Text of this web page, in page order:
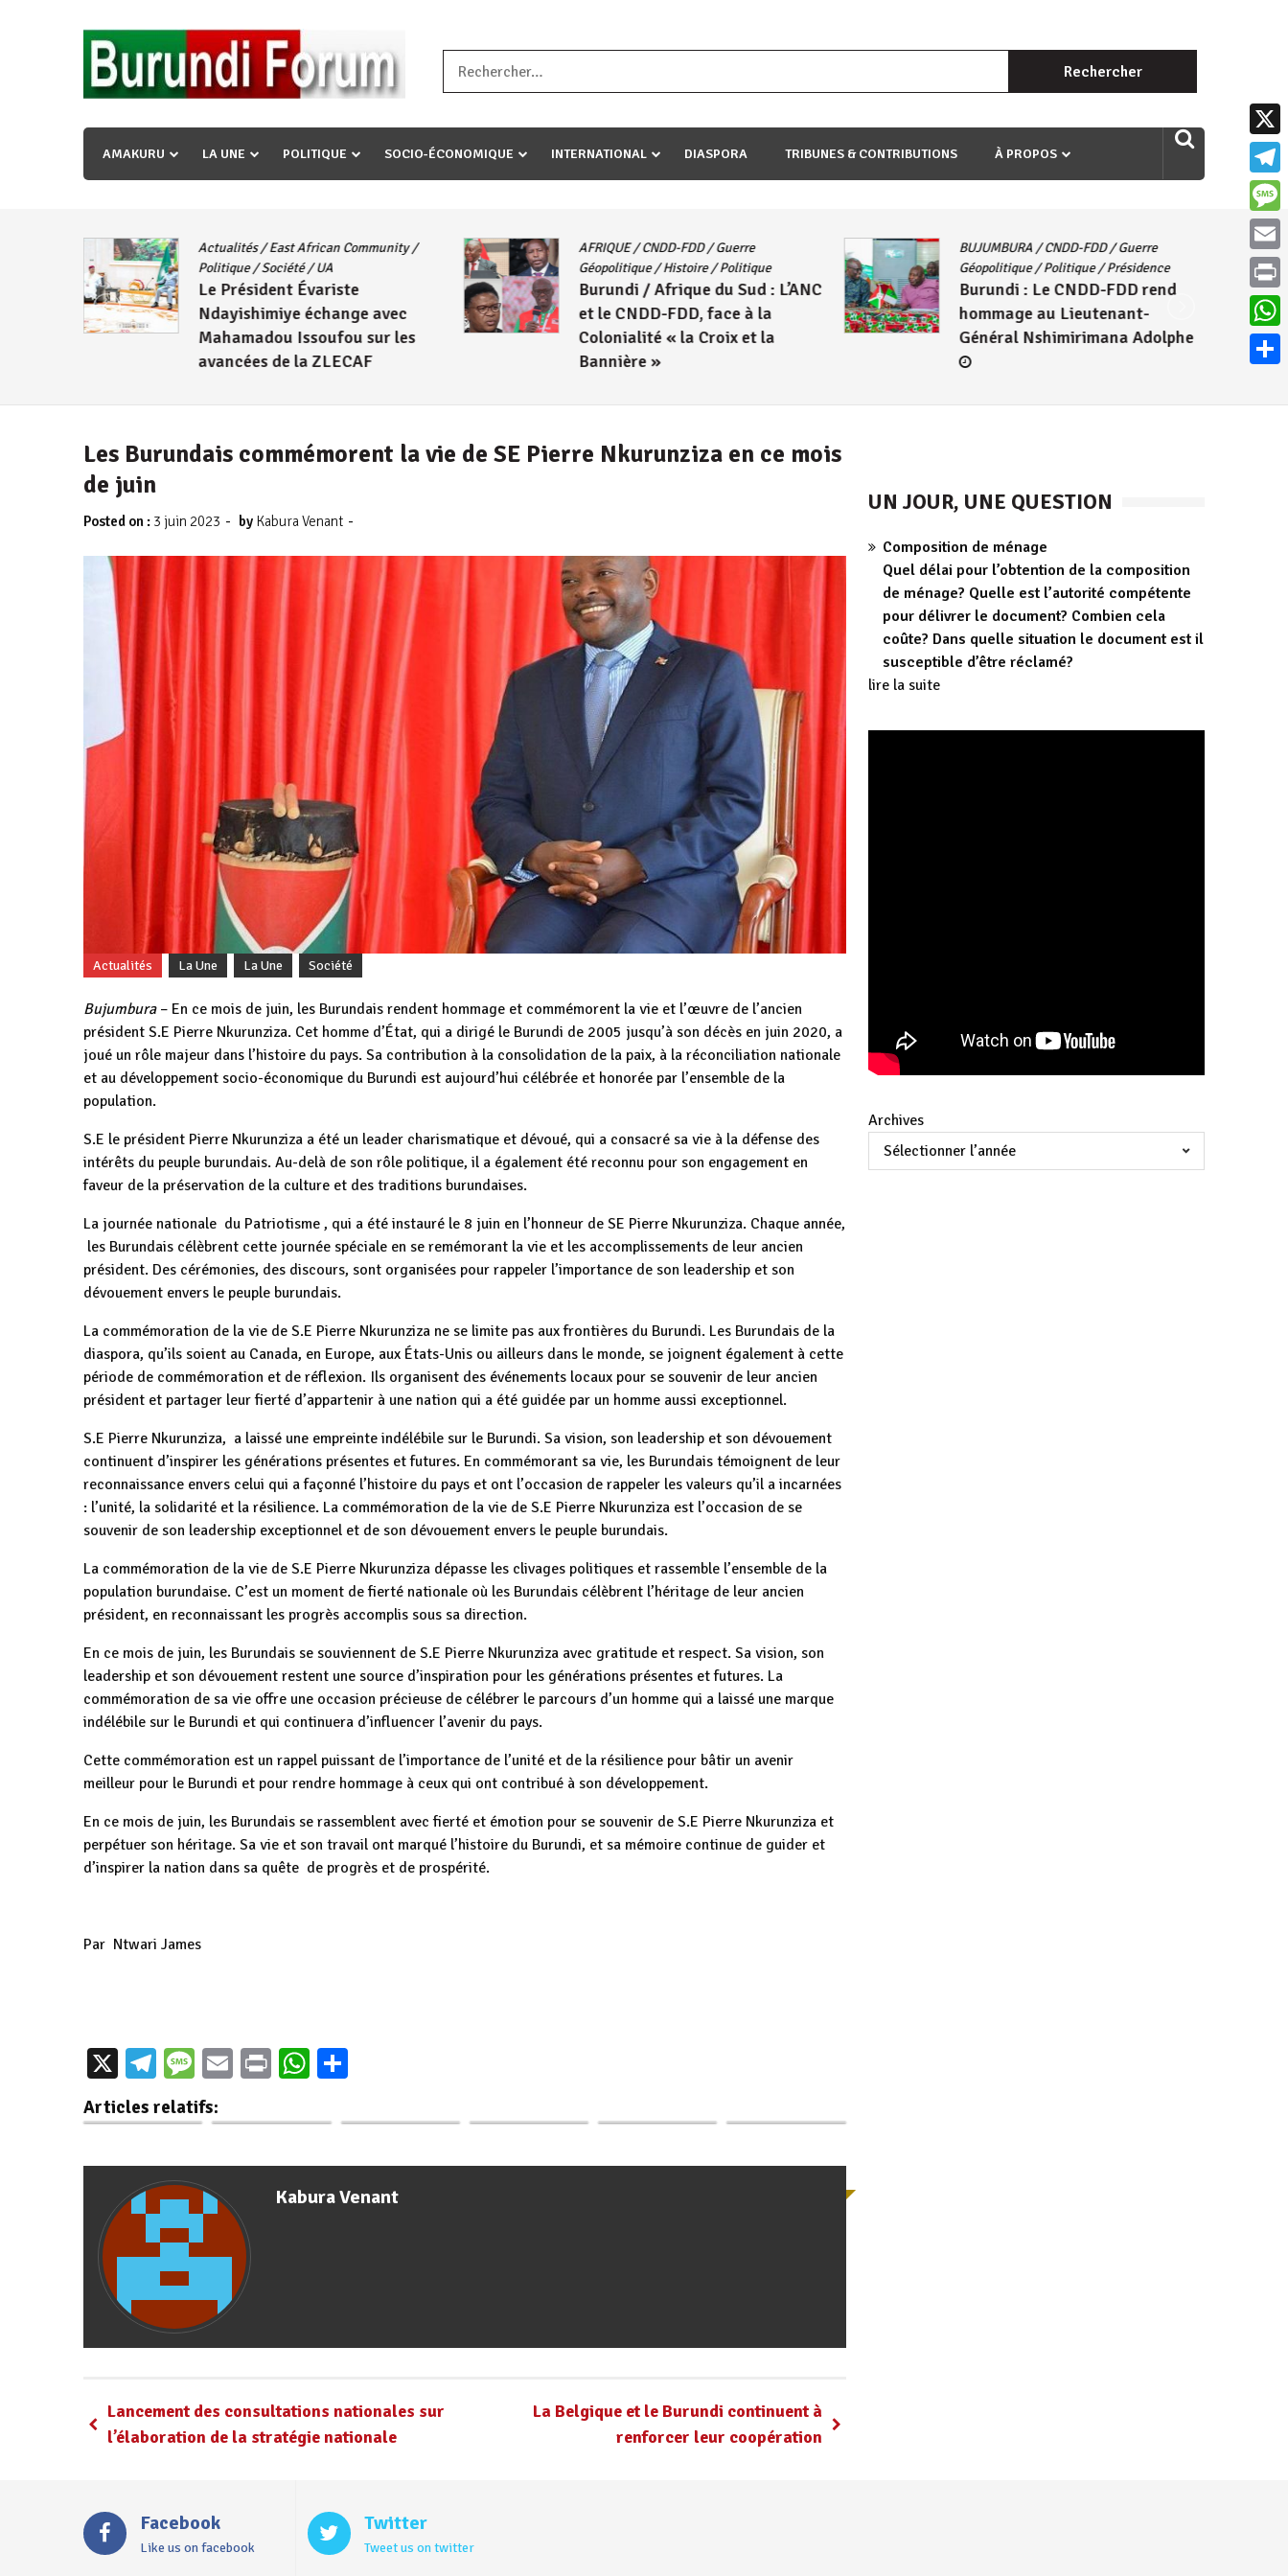
« Ingorane si ugupfa , ingorane ni ugupfa nabi ,gupfa ataco umariye umuryango wawe canke igihugu cakwibarutse .Wewe uri ngaha ndagusigiye iki kibazo : Uriko ukora iki kugira ngo
uzopfire neza umuryango n’igihugu cakwibarutse ? »
Rechercher :
AMAKURU LA UNE POLITIQUE SOCIO-ÉCONOMIQUE INTERNATIONAL DIASPORA TRIBUNES & CONTRIBUTIONS À PROPOS
Actualités/East African Community/
Politique/Société/UA
Le Président Évariste
Ndayishimiye échange avec
Mahamadou Issoufou sur les
avancées de la ZLECAF
AFRIQUE/CNDD-FDD/Guerre
Géopolitique/Histoire/Politique
Burundi / Afrique du Sud : L’ANC
et le CNDD-FDD, face à la
Colonialité « la Croix et la
Bannière »
BUJUMBURA/CNDD-FDD/Guerre
Géopolitique/Politique/Présidence
Burundi : Le CNDD-FDD rend
hommage au Lieutenant-
Général Nshimirimana Adolphe
Les Burundais commémorent la vie de SE Pierre Nkurunziza en ce mois
de juin
Posted on : 3 juin 2023 - by Kabura Venant -
Actualités La Une La Une Société
Bujumbura– En ce mois de juin, les Burundais rendent hommage et commémorent la vie et l’œuvre de l’ancien
président S.E Pierre Nkurunziza. Cet homme d’État, qui a dirigé le Burundi de 2005 jusqu’à son décès en juin 2020, a
joué un rôle majeur dans l’histoire du pays. Sa contribution à la consolidation de la paix, à la réconciliation nationale
et au développement socio-économique du Burundi est aujourd’hui célébrée et honorée par l’ensemble de la
population.
S.E le président Pierre Nkurunziza a été un leader charismatique et dévoué, qui a consacré sa vie à la défense des
intérêts du peuple burundais. Au-delà de son rôle politique, il a également été reconnu pour son engagement en
faveur de la préservation de la culture et des traditions burundaises.
La journée nationale du Patriotisme , qui a été instauré le 8 juin en l’honneur de SE Pierre Nkurunziza. Chaque année,
les Burundais célèbrent cette journée spéciale en se remémorant la vie et les accomplissements de leur ancien
président. Des cérémonies, des discours, sont organisées pour rappeler l’importance de son leadership et son
dévouement envers le peuple burundais.
La commémoration de la vie de S.E Pierre Nkurunziza ne se limite pas aux frontières du Burundi. Les Burundais de la
diaspora, qu’ils soient au Canada, en Europe, aux États-Unis ou ailleurs dans le monde, se joignent également à cette
période de commémoration et de réflexion. Ils organisent des événements locaux pour se souvenir de leur ancien
président et partager leur fierté d’appartenir à une nation qui a été guidée par un homme aussi exceptionnel.
S.E Pierre Nkurunziza, a laissé une empreinte indélébile sur le Burundi. Sa vision, son leadership et son dévouement
continuent d’inspirer les générations présentes et futures. En commémorant sa vie, les Burundais témoignent de leur
reconnaissance envers celui qui a façonné l’histoire du pays et ont l’occasion de rappeler les valeurs qu’il a incarnées
: l’unité, la solidarité et la résilience. La commémoration de la vie de S.E Pierre Nkurunziza est l’occasion de se
souvenir de son leadership exceptionnel et de son dévouement envers le peuple burundais.
La commémoration de la vie de S.E Pierre Nkurunziza dépasse les clivages politiques et rassemble l’ensemble de la
population burundaise. C’est un moment de fierté nationale où les Burundais célèbrent l’héritage de leur ancien
président, en reconnaissant les progrès accomplis sous sa direction.
En ce mois de juin, les Burundais se souviennent de S.E Pierre Nkurunziza avec gratitude et respect. Sa vision, son
leadership et son dévouement restent une source d’inspiration pour les générations présentes et futures. La
commémoration de sa vie offre une occasion précieuse de célébrer le parcours d’un homme qui a laissé une marque
indélébile sur le Burundi et qui continuera d’influencer l’avenir du pays.
Cette commémoration est un rappel puissant de l’importance de l’unité et de la résilience pour bâtir un avenir
meilleur pour le Burundi et pour rendre hommage à ceux qui ont contribué à son développement.
En ce mois de juin, les Burundais se rassemblent avec fierté et émotion pour se souvenir de S.E Pierre Nkurunziza et
perpétuer son héritage. Sa vie et son travail ont marqué l’histoire du Burundi, et sa mémoire continue de guider et
d’inspirer la nation dans sa quête de progrès et de prospérité.
Par Ntwari James
X Telegram
Message
EmailPrintWhatsApp
Articles relatifs:
Burundi : Journée
juin en…
Burundi / CNDD-
FDD : Ndikuriyo
Kabura Venant
Lancement des consultations nationales sur
l’élaboration de la stratégie nationale
La Belgique et le Burundi continuent à
renforcer leur coopération
UN JOUR, UNE QUESTION
Composition de ménage
Quel délai pour l’obtention de la composition
de ménage? Quelle est l’autorité compétente
pour délivrer le document? Combien cela
coûte? Dans quelle situation le document est il
susceptible d’être réclamé?
lire la suite
Archives
Facebook
Like us on facebook
Twitter
Tweet us on twitter
X
Email
Print